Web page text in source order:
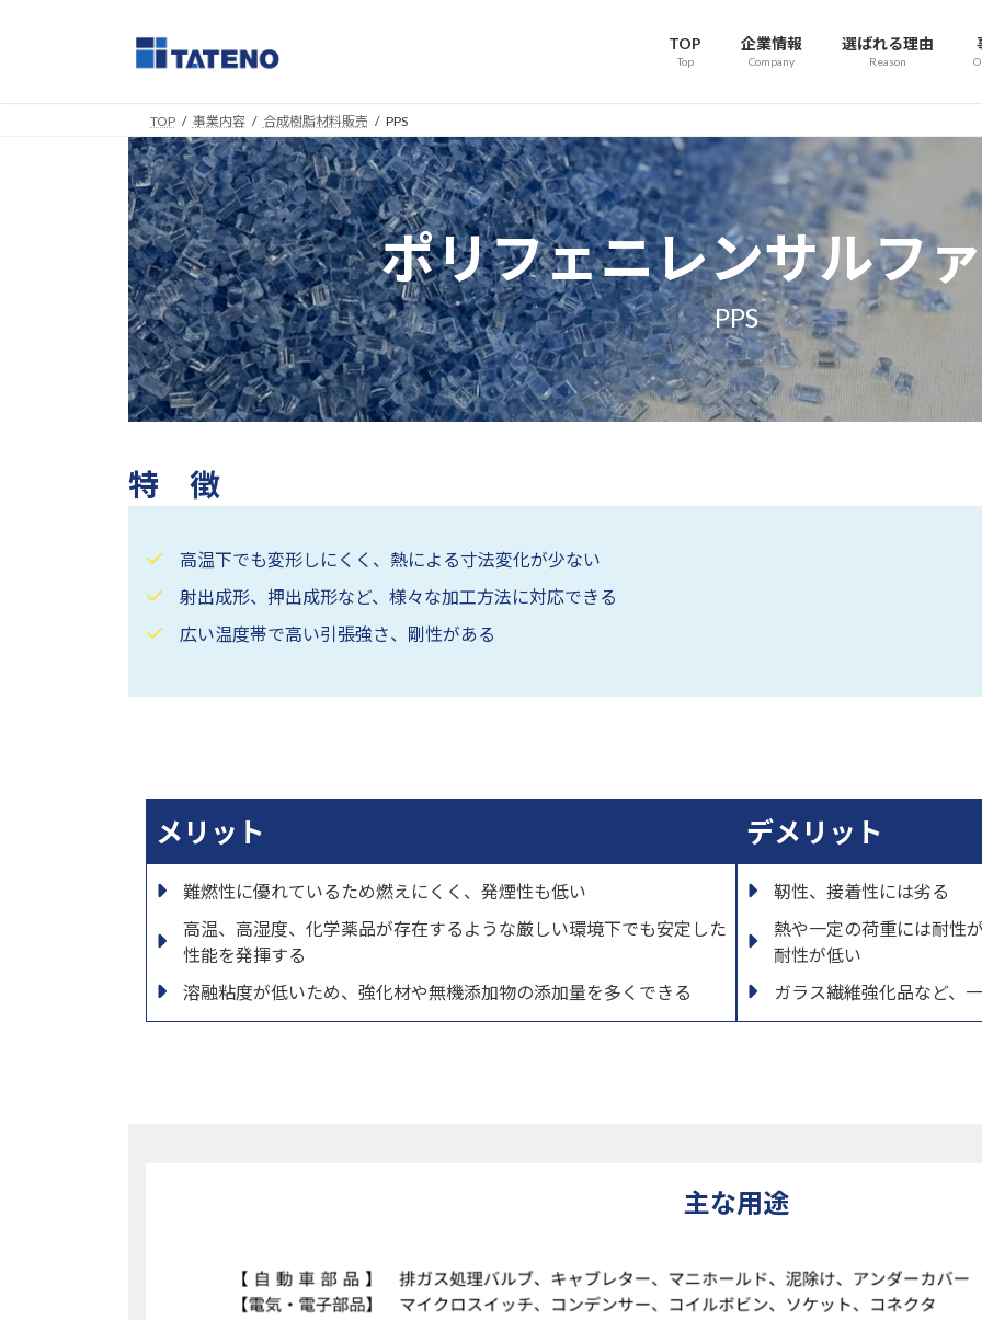
TOP
Top
企業情報
Company
選ばれる理由
Reason
TOP 事業内容 合成樹脂材料販売 PPS
ポリフェニレンサルフ
PPS
特 徴
高温下でも変形しにくく、熱による寸法変化が少ない
射出成形、押出成形など、様々な加工方法に対応できる
広い温度帯で高い引張強さ、剛性がある
メリット
難燃性に優れているため燃えにくく、発煙性も低い
高温、高湿度、化学薬品が存在するような厳しい環境下でも安定した
性能を発揮する
溶融粘度が低いため、強化材や無機添加物の添加量を多くできる
デメリット
靭性、接着性には劣る
熱や一定の荷重には耐性
耐性が低い
ガラス繊維強化品など、
主な用途